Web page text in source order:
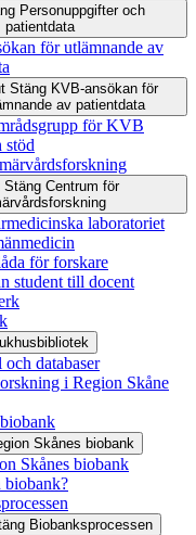
Personuppgifter och
patientdata
för utlämnande av
Stäng KVB-ansökan för
av patientdata
för KVB
stöd
Stäng Centrum för
laboratoriet
för forskare
student till docent
och databaser
i Region Skåne
Skånes biobank
Skånes biobank
biobank?
Biobanksprocessen